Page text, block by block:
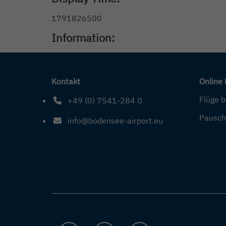
1791826500
Information:
Kontakt
+49 (0) 7541-284 0
Telefonnummer: 4 9 0 7 5 4 1 2 8 4 0
info@bodensee-airport.eu
E-Mail Adresse: info@bodensee-airport.eu
Online
Flüge